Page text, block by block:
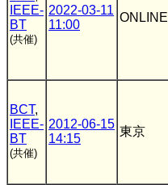
IEEE-
BT
(共催)
2022-03-11
11:00
ONLINE
BCT,
IEEE-
BT
(共催)
2012-06-15
14:15
東京